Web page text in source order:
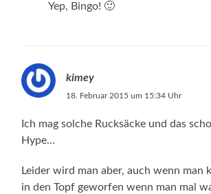
Yep, Bingo! 🙂
kimey
18. Februar 2015 um 15:34 Uhr
Ich mag solche Rucksäcke und das
Hype…
Leider wird man aber, auch wenn man
in den Topf geworfen wenn man mal